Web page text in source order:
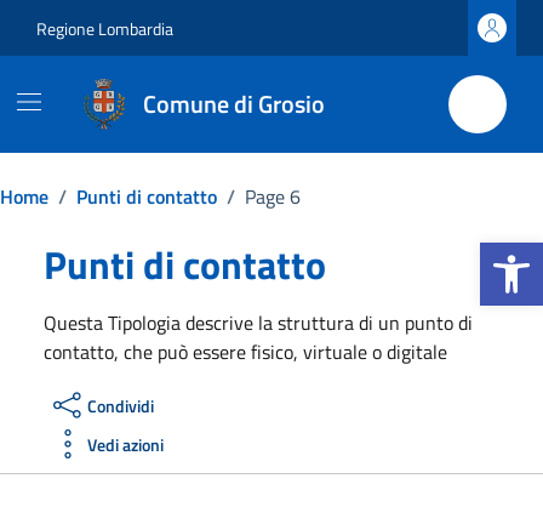
Apri la
Regione Lombardia
Comune di Grosio
Home / Punti di contatto / Page 6
Punti di contatto
Questa Tipologia descrive la struttura di un punto di
contatto, che può essere fisico, virtuale o digitale
Condividi
Vedi azioni